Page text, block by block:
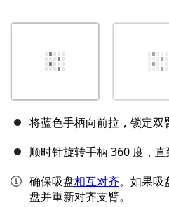
将蓝色手柄向前拉，锁定双
顺时针旋转手柄 360 度，直
确保吸盘相互对齐。如果吸
盘并重新对齐支臂。